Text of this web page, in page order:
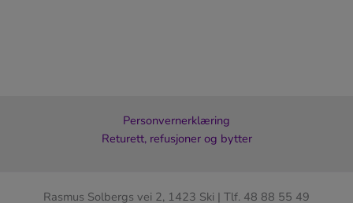
Personvernerklæring
Returett, refusjoner og bytter
Rasmus Solbergs vei 2, 1423 Ski | Tlf. 48 88 55 49